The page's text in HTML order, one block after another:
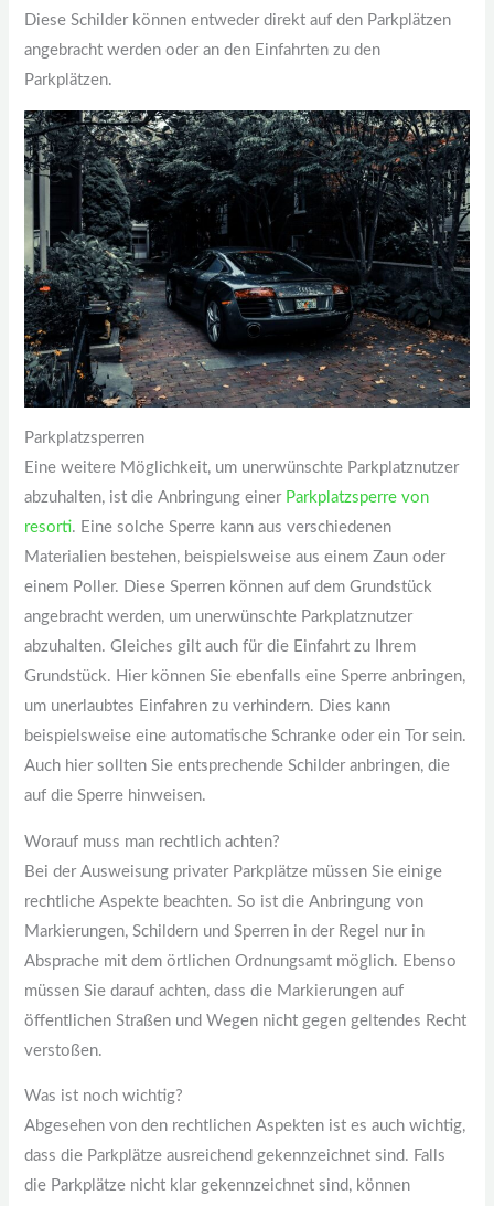
Diese Schilder können entweder direkt auf den Parkplätzen
angebracht werden oder an den Einfahrten zu den
Parkplätzen.
Parkplatzsperren
Eine weitere Möglichkeit, um unerwünschte Parkplatznutzer
abzuhalten, ist die Anbringung einer Parkplatzsperre von
resorti. Eine solche Sperre kann aus verschiedenen
Materialien bestehen, beispielsweise aus einem Zaun oder
einem Poller. Diese Sperren können auf dem Grundstück
angebracht werden, um unerwünschte Parkplatznutzer
abzuhalten. Gleiches gilt auch für die Einfahrt zu Ihrem
Grundstück. Hier können Sie ebenfalls eine Sperre anbringen,
um unerlaubtes Einfahren zu verhindern. Dies kann
beispielsweise eine automatische Schranke oder ein Tor sein.
Auch hier sollten Sie entsprechende Schilder anbringen, die
auf die Sperre hinweisen.
Worauf muss man rechtlich achten?
Bei der Ausweisung privater Parkplätze müssen Sie einige
rechtliche Aspekte beachten. So ist die Anbringung von
Markierungen, Schildern und Sperren in der Regel nur in
Absprache mit dem örtlichen Ordnungsamt möglich. Ebenso
müssen Sie darauf achten, dass die Markierungen auf
öffentlichen Straßen und Wegen nicht gegen geltendes Recht
verstoßen.
Was ist noch wichtig?
Abgesehen von den rechtlichen Aspekten ist es auch wichtig,
dass die Parkplätze ausreichend gekennzeichnet sind. Falls
die Parkplätze nicht klar gekennzeichnet sind, können